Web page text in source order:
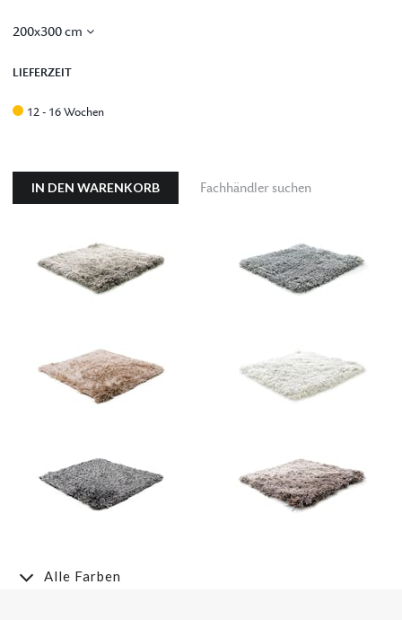
200x300 cm
LIEFERZEIT
12 - 16 Wochen
IN DEN WARENKORB Fachhändler suchen
Alle Farben